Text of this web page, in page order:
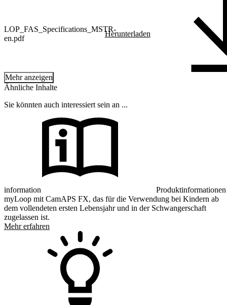
LOP_FAS_Specifications_MSTR-
en.pdf
Herunterladen
Mehr anzeigen
Ähnliche Inhalte
Sie könnten auch interessiert sein an ...
information
Produktinformationen
myLoop mit CamAPS FX, das für die Verwendung bei Kindern ab
dem vollendeten ersten Lebensjahr und in der Schwangerschaft
zugelassen ist.
Mehr erfahren